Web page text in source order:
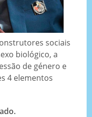
sociais
biológico, a
de género e
4 elementos